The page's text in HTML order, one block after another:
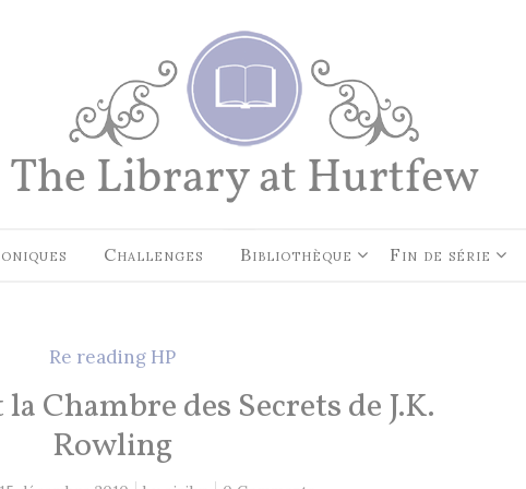
EN CE MOMENT, JE LIS…
Les Cités des Anciens, Intégrale 1
byRobin Hobb
Fantasy Art: Peindre Un Univers De
The Art of Heikala: Works and
Challenges Bibliothèque Fin de série
Re reading HP
Chambre des Secrets de J.K.
Rowling